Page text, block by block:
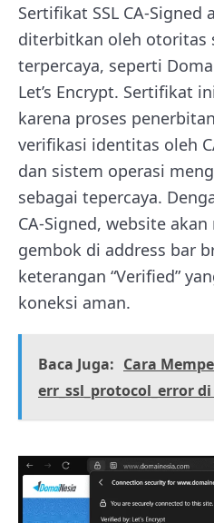
Sertifikat SSL CA-
diterbitkan oleh otoritas
terpercaya, seperti
Let’s Encrypt. Sertifikat
karena proses
verifikasi identitas oleh
dan sistem operasi
sebagai tepercaya.
CA-Signed, website
gembok di address bar
keterangan “Verified”
koneksi aman.
Baca Juga: Cara
err_ssl_protocol_error